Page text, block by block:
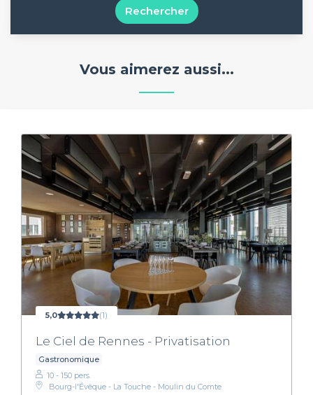
Rechercher
Vous aimerez aussi...
5,0 (1)
Le Ciel de Rennes - Privatisation
Gastronomique
10 - 150 pers.
Bourg-l'Évêque - La Touche - Moulin du Comte